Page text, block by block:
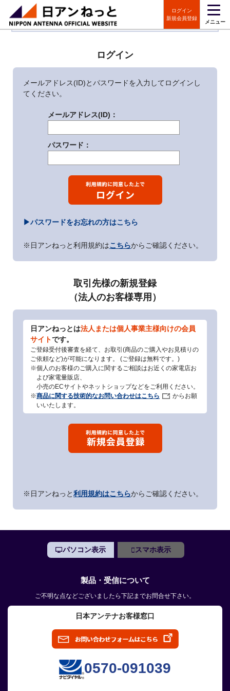
ログイン
新規会員登録
メニュー
【大切なお知らせ】ただいまのご注文につきましては弊社営業時間内に改め
て出荷予定日をご連絡いたします
ログイン
メールアドレス(ID)とパスワードを入力してログインし
てください。
メールアドレス(ID)：
パスワード：
▶パスワードをお忘れの方はこちら
※日アンねっと利用規約はこちらからご確認ください。
取引先様の新規登録
（法人のお客様専用）
日アンねっとは法人または個人事業主様向けの会員
サイトです。
ご登録受付後審査を経て、お取引(商品のご購入やお見積りの
ご依頼など)が可能になります。 (ご登録は無料です。)
※個人のお客様のご購入に関するご相談はお近くの家電店お
よび家電量販店、
小売のECサイトやネットショップなどをご利用ください。
※商品に関する技術的なお問い合わせはこちら
からお願
いいたします。
※日アンねっと利用規約はこちらからご確認ください。
パソコン表示 スマホ表示
製品・受信について
ご不明な点などございましたら下記までお問合せ下さい。
日本アンテナお客様窓口
0570-091039